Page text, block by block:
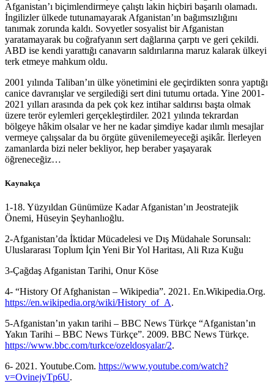
Afganistan’ı biçimlendirmeye çalıştı lakin hiçbiri başarılı olamadı.
İngilizler ülkede tutunamayarak Afganistan’ın bağımsızlığını
tanımak zorunda kaldı. Sovyetler sosyalist bir Afganistan
yaratamayarak bu coğrafyanın sert dağlarına çarptı ve geri çekildi.
ABD ise kendi yarattığı canavarın saldırılarına maruz kalarak ülkeyi
terk etmeye mahkum oldu.
2001 yılında Taliban’ın ülke yönetimini ele geçirdikten sonra yaptığı
canice davranışlar ve sergilediği sert dini tutumu ortada. Yine 2001-
2021 yılları arasında da pek çok kez intihar saldırısı başta olmak
üzere terör eylemleri gerçekleştirdiler. 2021 yılında tekrardan
bölgeye hâkim olsalar ve her ne kadar şimdiye kadar ılımlı mesajlar
vermeye çalışsalar da bu örgüte güvenilemeyeceği aşikâr. İlerleyen
zamanlarda bizi neler bekliyor, hep beraber yaşayarak
öğreneceğiz…
Kaynakça
1-18. Yüzyıldan Günümüze Kadar Afganistan’ın Jeostratejik
Önemi, Hüseyin Şeyhanlıoğlu.
2-Afganistan’da İktidar Mücadelesi ve Dış Müdahale Sorunsalı:
Uluslararası Toplum İçin Yeni Bir Yol Haritası, Ali Rıza Kuğu
3-Çağdaş Afganistan Tarihi, Onur Köse
4- “History Of Afghanistan – Wikipedia”. 2021. En.Wikipedia.Org.
https://en.wikipedia.org/wiki/History_of_A.
5-Afganistan’ın yakın tarihi – BBC News Türkçe “Afganistan’ın
Yakın Tarihi – BBC News Türkçe”. 2009. BBC News Türkçe.
https://www.bbc.com/turkce/ozeldosyalar/2.
6- 2021. Youtube.Com. https://www.youtube.com/watch?
v=OvinejvTp6U.